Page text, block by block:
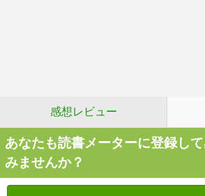
感想レビュー
あなたも読書メーターに登録し
みませんか？